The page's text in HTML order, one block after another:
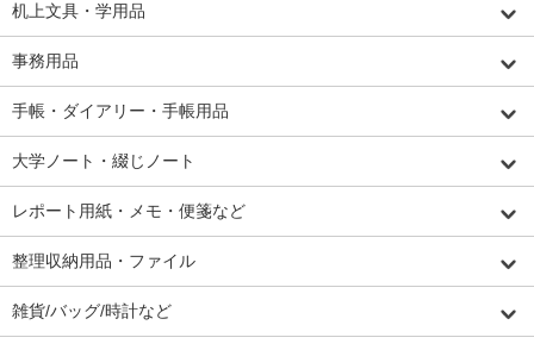
机上文具・学用品
事務用品
手帳・ダイアリー・手帳用品
大学ノート・綴じノート
レポート用紙・メモ・便箋など
整理収納用品・ファイル
雑貨/バッグ/時計など